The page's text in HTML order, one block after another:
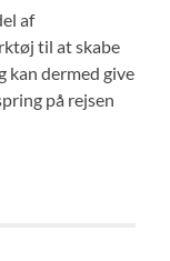
af
til at skabe
kan dermed give
på rejsen